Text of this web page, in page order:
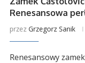
Renesansowa
przez Grzegorz Sanik
Renesansowy